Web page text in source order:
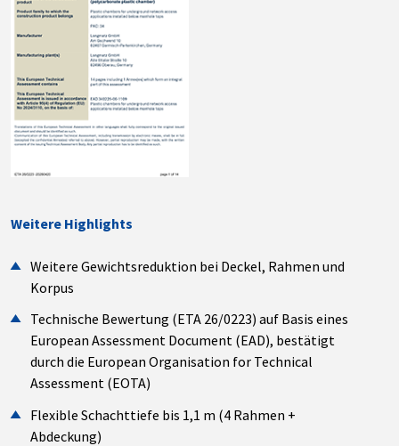
Weitere Highlights
Weitere Gewichtsreduktion bei Deckel, Rahmen und
Korpus
Technische Bewertung (ETA 26/0223) auf Basis eines
European Assessment Document (EAD), bestätigt
durch die European Organisation for Technical
Assessment (EOTA)
Flexible Schachttiefe bis 1,1 m (4 Rahmen +
Abdeckung)